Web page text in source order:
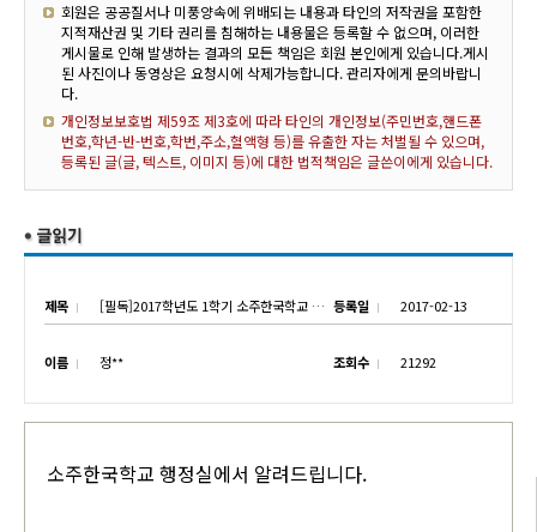
회원은 공공질서나 미풍양속에 위배되는 내용과 타인의 저작권을 포함한
지적재산권 및 기타 권리를 침해하는 내용물은 등록할 수 없으며, 이러한
게시물로 인해 발생하는 결과의 모든 책임은 회원 본인에게 있습니다.게시
된 사진이나 동영상은 요청시에 삭제가능합니다. 관리자에게 문의바랍니
다.
개인정보보호법 제59조 제3호에 따라 타인의 개인정보(주민번호,핸드폰
번호,학년-반-번호,학번,주소,혈액형 등)를 유출한 자는 처벌될 수 있으며,
등록된 글(글, 텍스트, 이미지 등)에 대한 법적책임은 글쓴이에게 있습니다.
제목 [필독]2017학년도 1학기 소주한국학교 통학버스노선 안내 등록일 2017-02-13
이름 정** 조회수 21292
소주한국학교 행정실에서 알려드립니다.